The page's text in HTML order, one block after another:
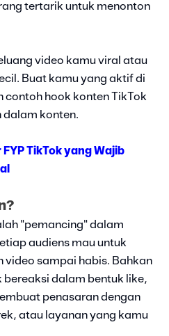
tertarik untuk menonton
video kamu viral atau
Buat kamu yang aktif di
contoh hook konten TikTok
dalam konten.
FYP TikTok yang Wajib
"pemancing" dalam
audiens mau untuk
video sampai habis. Bahkan
dalam bentuk like,
penasaran dengan
atau layanan yang kamu